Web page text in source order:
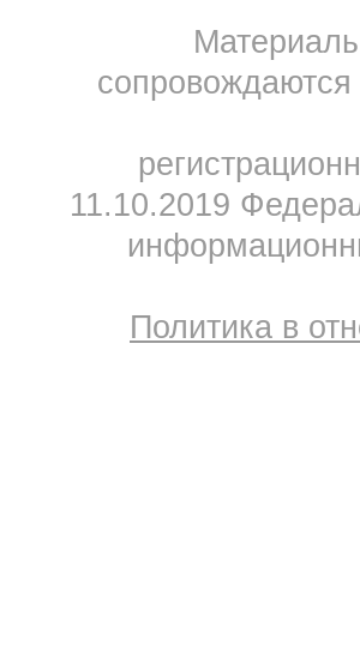
11.10.2019
Политика в